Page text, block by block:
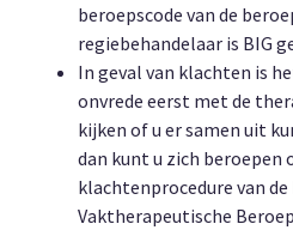
beroepscode van de
regiebehandelaar is BIG
In geval van klachten is
onvrede eerst met de
kijken of u er samen uit
dan kunt u zich beroepen
klachtenprocedure van
Vaktherapeutische